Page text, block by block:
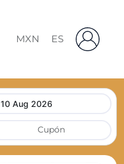
10 Aug 2026